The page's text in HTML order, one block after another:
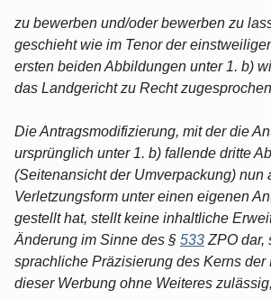
zu bewerben und/oder bewerben zu
geschieht wie im Tenor der
ersten beiden Abbildungen unter 1. b)
das Landgericht zu Recht
Die Antragsmodifizierung, mit der die
ursprünglich unter 1. b) fallende dritte
(Seitenansicht der Umverpackung) nun
Verletzungsform unter einen eigenen
gestellt hat, stellt keine inhaltliche
Änderung im Sinne des § 533 ZPO dar,
sprachliche Präzisierung des Kerns der
dieser Werbung ohne Weiteres